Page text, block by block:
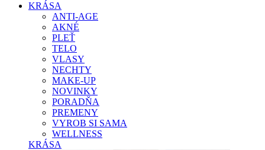
KRÁSA
ANTI-AGE
AKNÉ
PLEŤ
TELO
VLASY
NECHTY
MAKE-UP
NOVINKY
PORADŇA
PREMENY
VYROB SI SAMA
WELLNESS
KRÁSA